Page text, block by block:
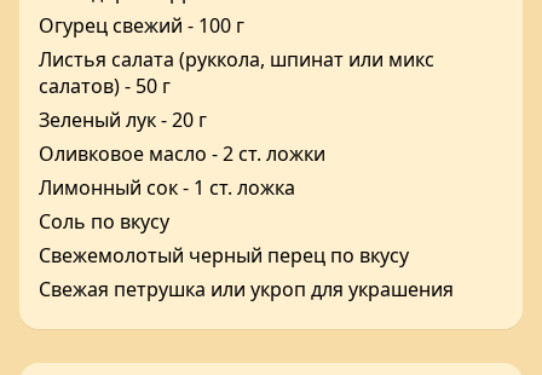
Огурец свежий - 100 г
Листья салата (руккола, шпинат или микс
салатов) - 50 г
Зеленый лук - 20 г
Оливковое масло - 2 ст. ложки
Лимонный сок - 1 ст. ложка
Соль по вкусу
Свежемолотый черный перец по вкусу
Свежая петрушка или укроп для украшения